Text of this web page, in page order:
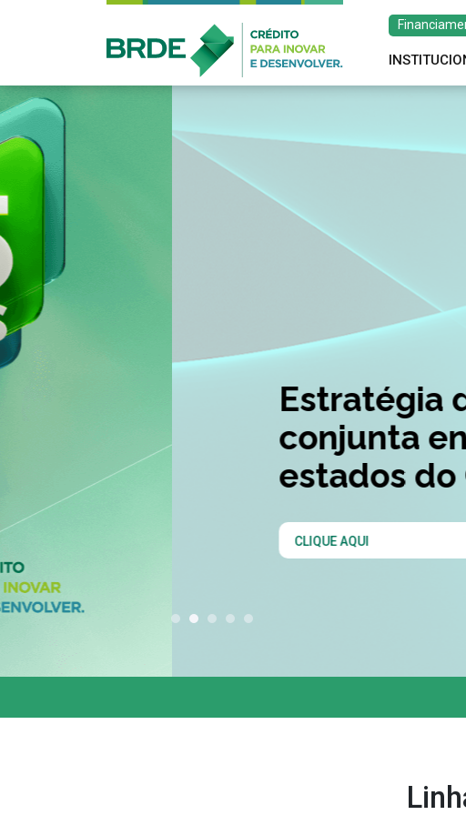
Estratégia de atuação
conjunta entre os
estados do Codesul